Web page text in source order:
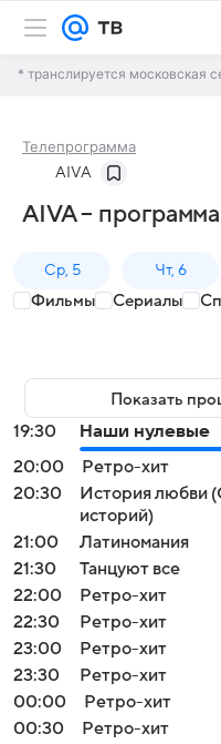
* транслируется московская
Телепрограмма
AIVA
AIVA –
Ср, 5 Чт, 6
Фильмы Сериалы
Показать
19:30
Наши нулевые
20:00
Ретро-хит
20:30
История любви
историй)
21:00
Латиномания
21:30
Танцуют все
22:00
Ретро-хит
22:30
Ретро-хит
23:00
Ретро-хит
23:30
Ретро-хит
00:00
Ретро-хит
00:30
Ретро-хит